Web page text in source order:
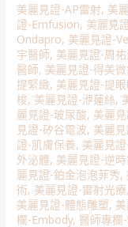
美麗見證-AP雷射, 美
證-Emfusion, 美麗見
Ondapro, 美麗見證-
宇醫師, 美麗見證-周
醫師, 美麗見證-得美
提緊緻, 美麗見證-提
梭, 美麗見證-洢蓮絲,
麗見證-玻尿酸, 美麗
見證-矽谷電波, 美麗
證-肌膚保養, 美麗見
外泌體, 美麗見證-逆
麗見證-鉑金泡泡菲秀,
術, 美麗見證-雷射光療,
美麗見證-體態雕塑,
欄-Embody, 醫師專欄